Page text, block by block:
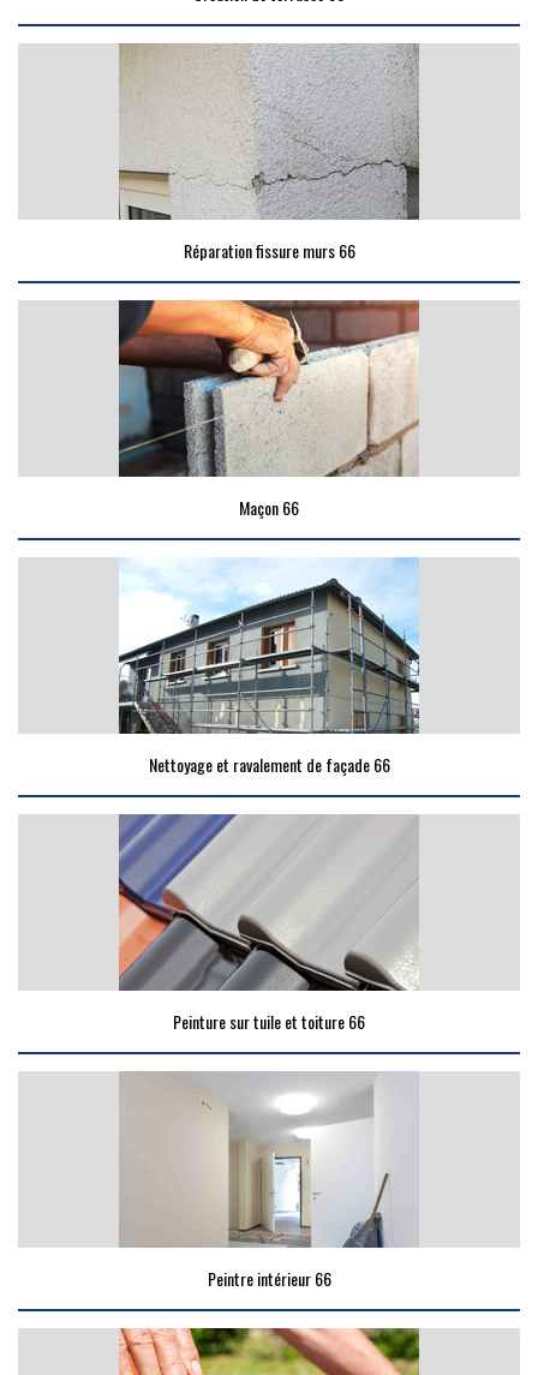
Réparation fissure murs 66
Maçon 66
Nettoyage et ravalement de façade 66
Peinture sur tuile et toiture 66
Peintre intérieur 66